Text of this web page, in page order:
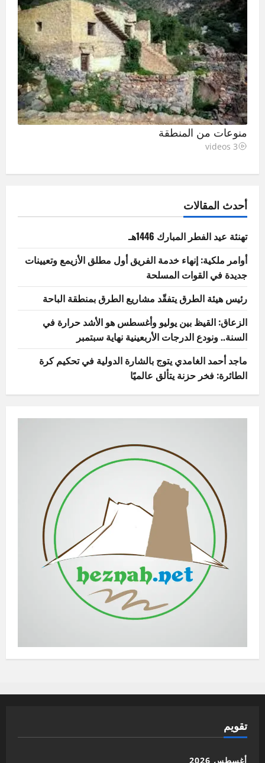
منوعات من المنطقة
3 videos
أحدث المقالات
تهنئة عيد الفطر المبارك 1446هـ
أوامر ملكية: إنهاء خدمة الفريق أول مطلق الأزيمع وتعيينات
جديدة في القوات المسلحة
رئيس هيئة الطرق يتفقّد مشاريع الطرق بمنطقة الباحة
الزعاق: القيظ بين يوليو وأغسطس هو الأشد حرارة في
السنة.. ونودع الدرجات الأربعينية نهاية سبتمبر
ماجد أحمد الغامدي يتوج بالشارة الدولية في تحكيم كرة
الطائرة: فخر حزنة يتألق عالميًا
تقويم
أغسطس 2026